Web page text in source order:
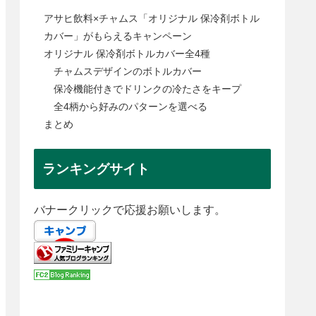
アサヒ飲料×チャムス「オリジナル 保冷剤ボトル
カバー」がもらえるキャンペーン
オリジナル 保冷剤ボトルカバー全4種
チャムスデザインのボトルカバー
保冷機能付きでドリンクの冷たさをキープ
全4柄から好みのパターンを選べる
まとめ
ランキングサイト
バナークリックで応援お願いします。